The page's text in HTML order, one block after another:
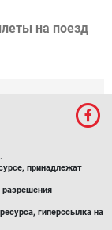
на поезд
принадлежат
разрешения
гиперссылка на